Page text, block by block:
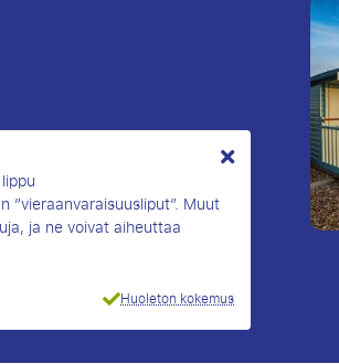
”vieraanvaraisuusliput”. Muut
ja ne voivat aiheuttaa
Huoleton kokemus